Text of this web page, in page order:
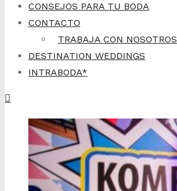
CONSEJOS PARA TU BODA
CONTACTO
TRABAJA CON NOSOTROS
DESTINATION WEDDINGS
INTRABODA*
Exel Eventos